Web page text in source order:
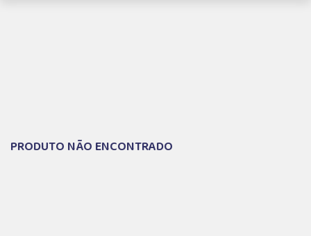
PRODUTO NÃO ENCONTRADO